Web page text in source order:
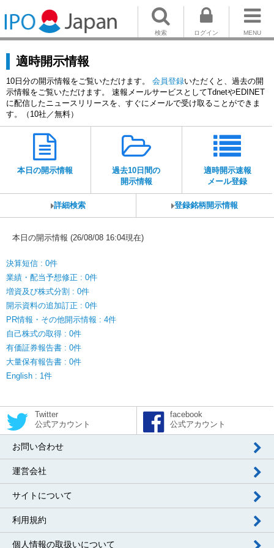
MENU
ログイン
検索
適時開示情報
10日分の開示情報をご覧いただけます。 会員登録いただくと、過去の開
示情報をご覧いただけます。 速報メールサービスとしてTdnetやEDINET
に配信したニュースリリースを、すぐにメールで受け取ることができま
す。（10社／無料）
本日の開示情報
過去10日間の
開示情報
適時開示速報
メール登録
詳細検索 登録銘柄開示情報
本日の開示情報 (26/08/08 16:04現在)
決算短信 : 0件
業績・配当予想修正 : 0件
増資及び株式分割 : 0件
開示資料の追加訂正 : 0件
PR情報・その他開示情報 : 4件
自己株式の取得 : 0件
有価証券報告書 : 0件
大量保有報告書 : 0件
English : 1件
Twitter
公式アカウント
facebook
公式アカウント
お問い合わせ
運営会社
サイトについて
利用規約
個人情報の取扱いについて